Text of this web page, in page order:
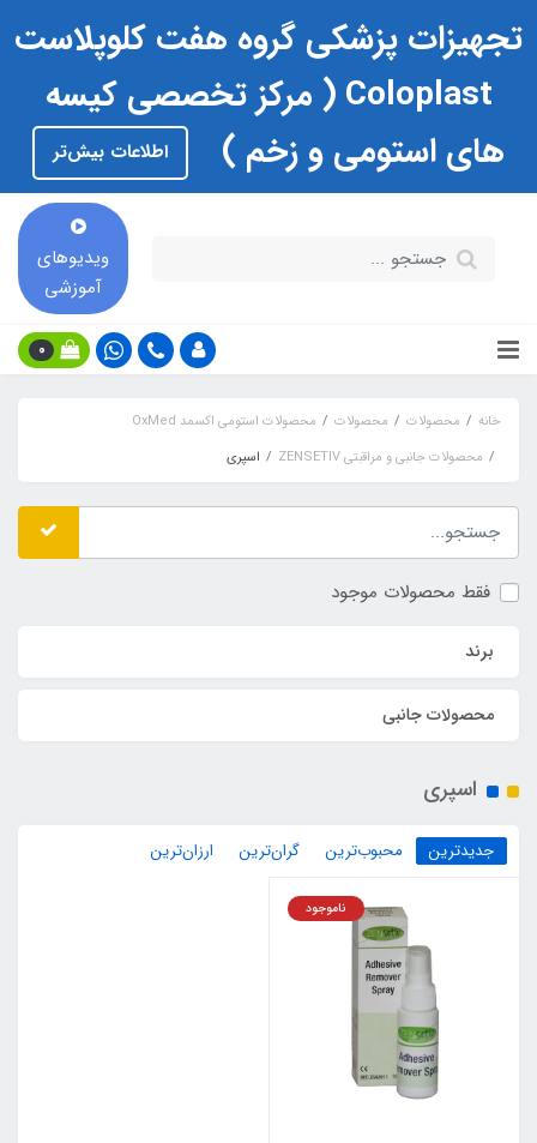
تجهیزات پزشکی گروه هفت کلوپلاست
Coloplast ( مرکز تخصصی کیسه
های استومی و زخم )
اطلاعات بیش‌تر
ویدیوهای
آموزشی
0
خانه محصولات محصولات
محصولات استومی اکسمد OxMed
محصولات جانبی و مراقبتی ZENSETIV
اسپری
فقط محصولات موجود
برند
محصولات جانبی
اسپری
جدیدترین محبوب‌ترین گران‌ترین ارزان‌ترین
ناموجود